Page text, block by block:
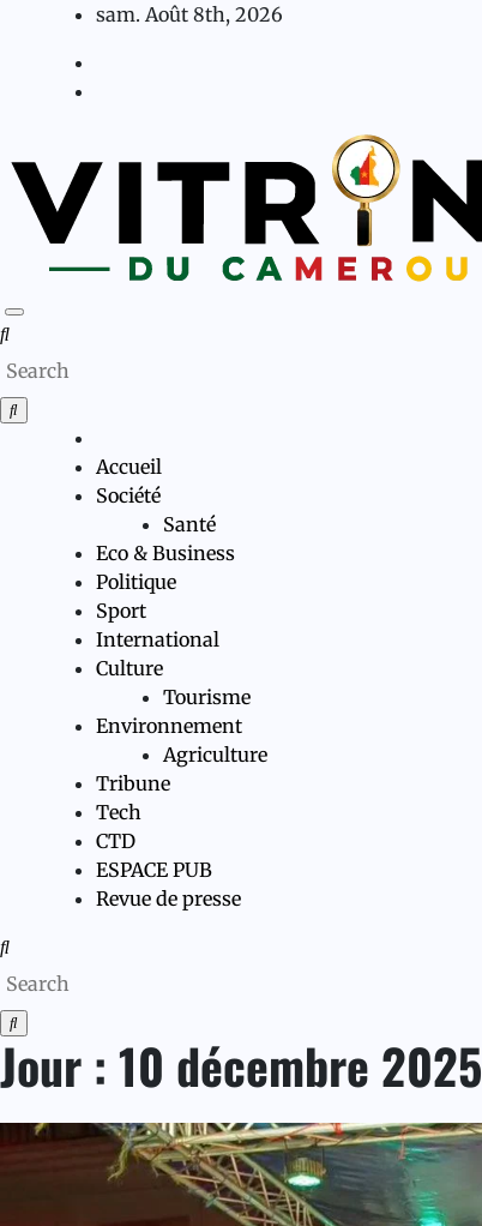
sam. Août 8th, 2026
Accueil
Société
Santé
Eco & Business
Politique
Sport
International
Culture
Tourisme
Environnement
Agriculture
Tribune
Tech
CTD
ESPACE PUB
Revue de presse
Jour : 10 décembre 2025